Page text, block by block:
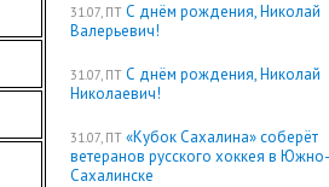
31.07, ПТ С днём рождения, Николай
Валерьевич!
31.07, ПТ С днём рождения, Николай
Николаевич!
31.07, ПТ «Кубок Сахалина» соберёт
ветеранов русского хоккея в Южно-
Сахалинске